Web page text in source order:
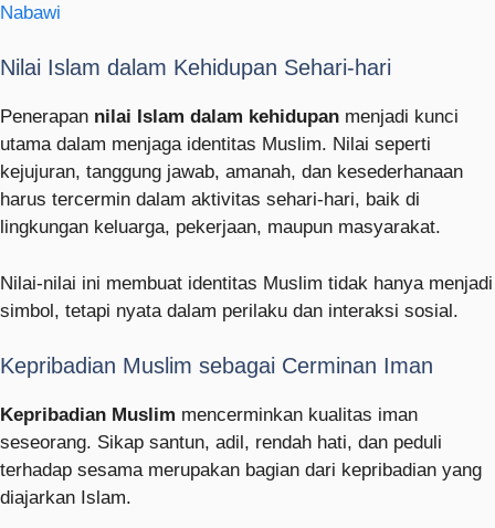
Nabawi
Nilai Islam dalam Kehidupan Sehari-hari
Penerapan nilai Islam dalam kehidupan menjadi kunci
utama dalam menjaga identitas Muslim. Nilai seperti
kejujuran, tanggung jawab, amanah, dan kesederhanaan
harus tercermin dalam aktivitas sehari-hari, baik di
lingkungan keluarga, pekerjaan, maupun masyarakat.
Nilai-nilai ini membuat identitas Muslim tidak hanya menjadi
simbol, tetapi nyata dalam perilaku dan interaksi sosial.
Kepribadian Muslim sebagai Cerminan Iman
Kepribadian Muslim mencerminkan kualitas iman
seseorang. Sikap santun, adil, rendah hati, dan peduli
terhadap sesama merupakan bagian dari kepribadian yang
diajarkan Islam.